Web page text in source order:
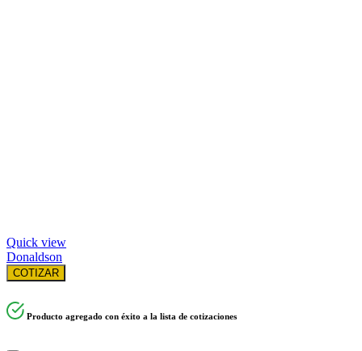
Quick view
Donaldson
COTIZAR
Producto agregado con éxito a la lista de cotizaciones